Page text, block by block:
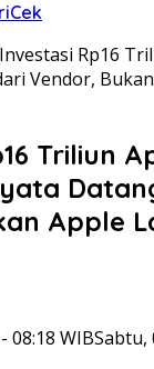
Investasi Rp16
Vendor,
Triliun
Apple
08:18 WIBSabtu,